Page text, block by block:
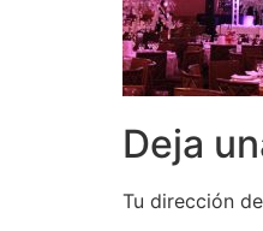
Deja
Tu dirección